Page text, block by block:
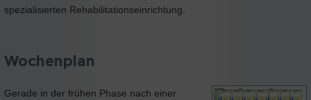
spezialisierten Rehabilitationseinrichtung.
Wochenplan
Gerade in der frühen Phase nach einer